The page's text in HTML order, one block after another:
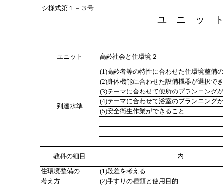
シ様式第１－３号
ユ ニ ッ
ユニット 高齢社会と住環境２
到達水準
(1)高齢者等の特性に合わせた住環境整備
(2)身体機能に合わせた設備機器が選択で
(3)テーマに合わせて便所のプランニング
(4)テーマに合わせて浴室のプランニング
(5)安全衛生作業ができること
教科の細目 内
住環境整備の
(1)段差を考える
考え方
(2)手すりの種類と使用目的